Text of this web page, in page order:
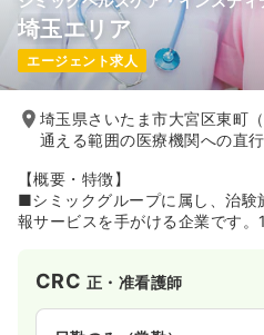
埼玉エリア
エージェント求人
埼玉県さいたま市大宮区東町
通える範囲の医療機関への直行
【概要・特徴】
■シミックグループに属し、治験
報サービスを手がける企業です
ルスケア情報サービスを提供す
（株）」を2020年1月に吸収合
ケア事業を担う企業として新た
CRC 正・准看護師